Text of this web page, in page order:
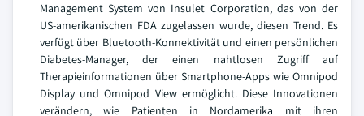
Management System von Insulet Corporation, das von der
US-amerikanischen FDA zugelassen wurde, diesen Trend. Es
verfügt über Bluetooth-Konnektivität und einen persönlichen
Diabetes-Manager, der einen nahtlosen Zugriff auf
Therapieinformationen über Smartphone-Apps wie Omnipod
Display und Omnipod View ermöglicht. Diese Innovationen
verändern, wie Patienten in Nordamerika mit ihren